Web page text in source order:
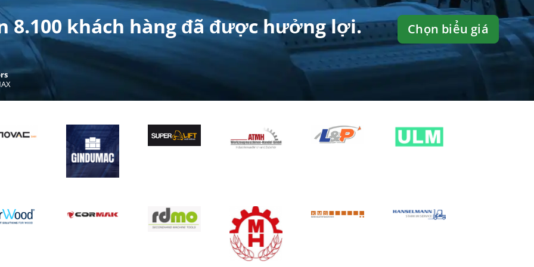
Hồ sơ đại lý
Premium Professional Standard
Xuất hiện độc quyền:
Chúng tôi cung cấp cho bạn
một khu vực riêng trên trang web của chúng tôi. Tại
đây, những người quan tâm sẽ tìm thấy tổng quan
liên hệ với doanh nghiệp của bạn.
của bạn
Premium Professional Standard
Rất dễ tích hợp:Thêm các tin rao của bạn một
cách liền mạch vào trang web của bạn bằng iFrame.
Bằng cách này, tất cả các tin đăng được xuất bản
trang web của bạn – loại bỏ nhu cầu quản lý dữ liệu
Hỗ trợ cao cấp
được sự hỗ trợ nhanh chóng và chuyên nghiệp từ
những con người thực sự. Các chuyên gia của
chúng tôi tại Đức sẵn sàng hỗ trợ bạn bằng nhiều
ngôn ngữ và sẽ cùng bạn tìm ra giải pháp tối ưu. Sự
thương hiệu trực tuyến nổi tiếng nhất về máy móc
đã qua sử dụng – và là một phần của
8.100 khách hàng đã được hưởng lợi. Chọn biểu giá